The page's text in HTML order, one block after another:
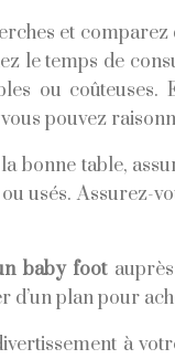
et
temps de
ou
pouvez
bonne table,
usés. Assurez-
baby footauprès
d’un plan pour
à